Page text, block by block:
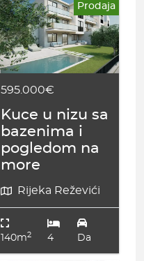
Prodaja
595.000€
Kuce u nizu sa
bazenima i
pogledom na
more
Rijeka Reževići
140m2 4 Da